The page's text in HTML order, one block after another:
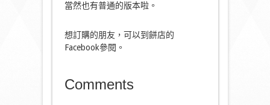
當然也有普通的版本啦。
想訂購的朋友，可以到餅店的
Facebook參閱。
Comments